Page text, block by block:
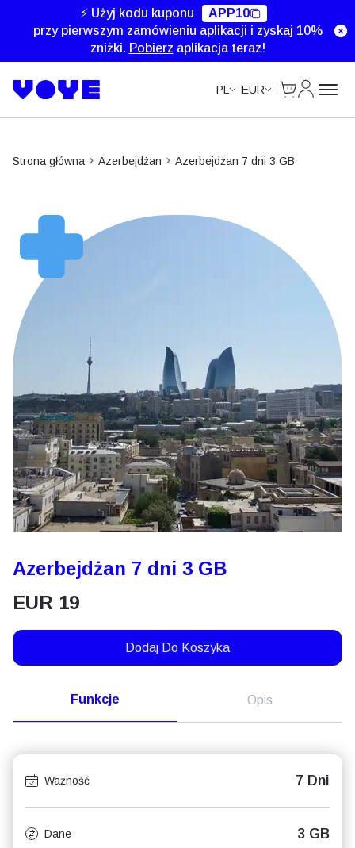
⚡ Użyj kodu kuponu
APP10
przy pierwszym zamówieniu aplikacji i zyskaj 10%
zniżki. Pobierz aplikacja teraz!
PL EUR
Strona główna Azerbejdżan Azerbejdżan 7 dni 3 GB
Azerbejdżan 7 dni 3 GB
EUR 19
Dodaj Do Koszyka
Funkcje Opis
Ważność 7 Dni
Dane 3 GB